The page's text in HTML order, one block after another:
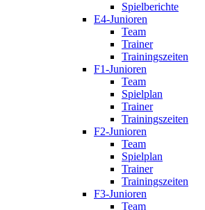
Spielberichte
E4-Junioren
Team
Trainer
Trainingszeiten
F1-Junioren
Team
Spielplan
Trainer
Trainingszeiten
F2-Junioren
Team
Spielplan
Trainer
Trainingszeiten
F3-Junioren
Team